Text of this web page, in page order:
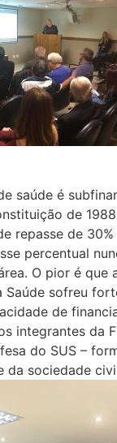
saúde é
de
repasse de
percentual
O pior é que
Saúde sofreu
de
integrantes da
do SUS –
da sociedade